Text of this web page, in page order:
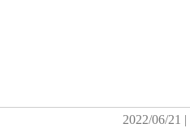
2022/06/21 |